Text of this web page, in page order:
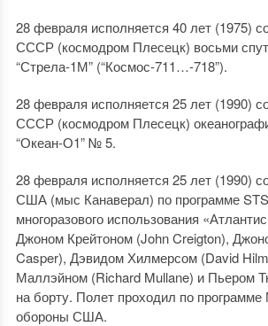
28 февраля исполняется 40 лет (1975)
СССР (космодром Плесецк) восьми
“Стрела-1М” (“Космос-711…-718”).
28 февраля исполняется 25 лет (1990)
СССР (космодром Плесецк)
“Океан-О1” № 5.
28 февраля исполняется 25 лет (1990)
США (мыс Канаверал) по программе
многоразового использования
Джоном Крейтоном (John Creigton),
Casper), Дэвидом Хилмерсом (David
Маллэйном (Richard Mullane) и Пьером
на борту. Полет проходил по программе
обороны США.